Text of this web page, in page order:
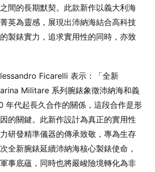
間的長期默契。此款新作以義大利海
英為靈感，展現出沛納海結合高科技
製錶實力，追求實用性的同時，亦致
Ficarelli 表示：「全新
Militare 系列腕錶象徵沛納海和義
年代起長久合作的關係，這段合作是形
的關鍵。此新作設計為真正的實用性
研發精準儀器的傳承致敬，專為生存
全新腕錶延續沛納海核心製錶使命，
事底蘊，同時也將嚴峻險境轉化為非